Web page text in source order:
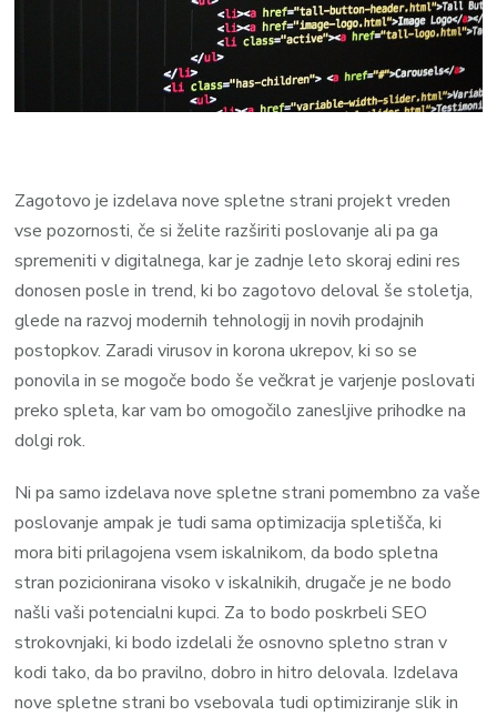
Zagotovo je izdelava nove spletne strani projekt vreden
vse pozornosti, če si želite razširiti poslovanje ali pa ga
spremeniti v digitalnega, kar je zadnje leto skoraj edini res
donosen posle in trend, ki bo zagotovo deloval še stoletja,
glede na razvoj modernih tehnologij in novih prodajnih
postopkov. Zaradi virusov in korona ukrepov, ki so se
ponovila in se mogoče bodo še večkrat je varjenje poslovati
preko spleta, kar vam bo omogočilo zanesljive prihodke na
dolgi rok.
Ni pa samo izdelava nove spletne strani pomembno za vaše
poslovanje ampak je tudi sama optimizacija spletišča, ki
mora biti prilagojena vsem iskalnikom, da bodo spletna
stran pozicionirana visoko v iskalnikih, drugače je ne bodo
našli vaši potencialni kupci. Za to bodo poskrbeli SEO
strokovnjaki, ki bodo izdelali že osnovno spletno stran v
kodi tako, da bo pravilno, dobro in hitro delovala. Izdelava
nove spletne strani bo vsebovala tudi optimiziranje slik in